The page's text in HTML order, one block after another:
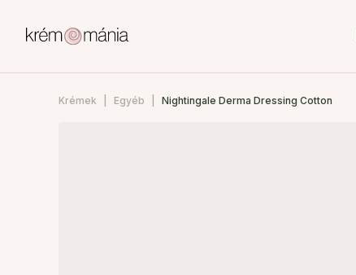
Krémek Egyéb Nightingale Derma Dressing Cotton